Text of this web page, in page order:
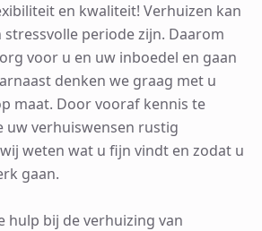
en kwaliteit! Verhuizen kan
periode zijn. Daarom
voor u en uw inboedel en gaan
denken we graag met u
maat. Door vooraf kennis te
uw verhuiswensen rustig
weten wat u fijn vindt en zodat u
gaan.
hulp bij de verhuizing van